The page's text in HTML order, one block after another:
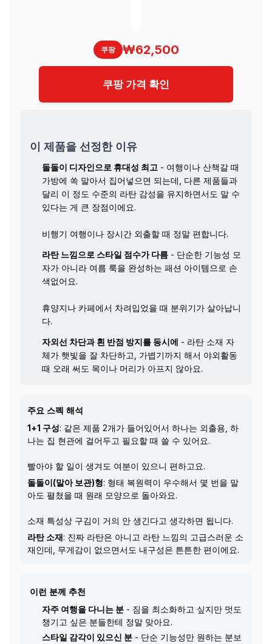
쿠팡 ₩62,500
쿠팡 가격 확인
이 제품을 선정한 이유
돌돌이 디자인으로 휴대성 최고 - 여행이나 산책갈 때
가방에 쏙 말아서 집어넣으면 되는데, 다른 제품들과
달리 이 정도 수준의 라탄 감성을 유지하면서도 말 수
있다는 게 큰 장점이에요.
비행기 여행이나 장시간 외출할 때 정말 편합니다.
라탄 느낌으로 스타일 점수가 다름 - 단순한 기능성 모
자가 아니라 여름 룩을 완성하는 패션 아이템으로 손
색없어요.
휴양지나 카페에서 차려입었을 때 분위기가 살아납니
다.
자외선 차단과 흰 반점 방지를 동시에 - 라탄 소재 자
체가 햇빛을 잘 차단하고, 가볍기까지 해서 야외활동
때 오래 써도 목이나 머리가 아프지 않아요.
주요 스펙 해석
1+1 구성: 같은 제품 2개가 들어있어서 하나는 외출용, 하
나는 집 현관에 걸어두고 필요할 때 쓸 수 있어요.
빨아야 할 일이 생겨도 여분이 있으니 편하고요.
돌돌이(말아 보관)형: 형태 복원력이 우수해서 몇 번을 말
아도 펼쳤을 때 원래 모양으로 돌아와요.
소재 특성상 구김이 거의 안 생긴다고 생각하면 됩니다.
라탄 소재 : 진짜 라탄은 아니고 라탄 느낌의 고급스러운 소
재인데, 무게감이 없으면서도 내구성은 튼튼한 편이에요.
이런 분께 추천
자주 여행을 다니는 분 - 짐을 최소화하고 싶지만 멋도
챙기고 싶은 분들한테 정말 맞아요.
스타일 감각이 있으신 분 - 단순 기능성만 원하는 분보